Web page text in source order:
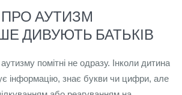
ПРО АУТИЗМ
ДИВУЮТЬ БАТЬКІВ
помітні не одразу. Інколи дитина
інформацію, знає букви чи цифри, але